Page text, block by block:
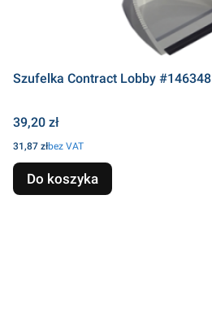
Szufelka Contract Lobby #146348
Cena
39,20 zł
Cena
31,87 złbez VAT
Do koszyka